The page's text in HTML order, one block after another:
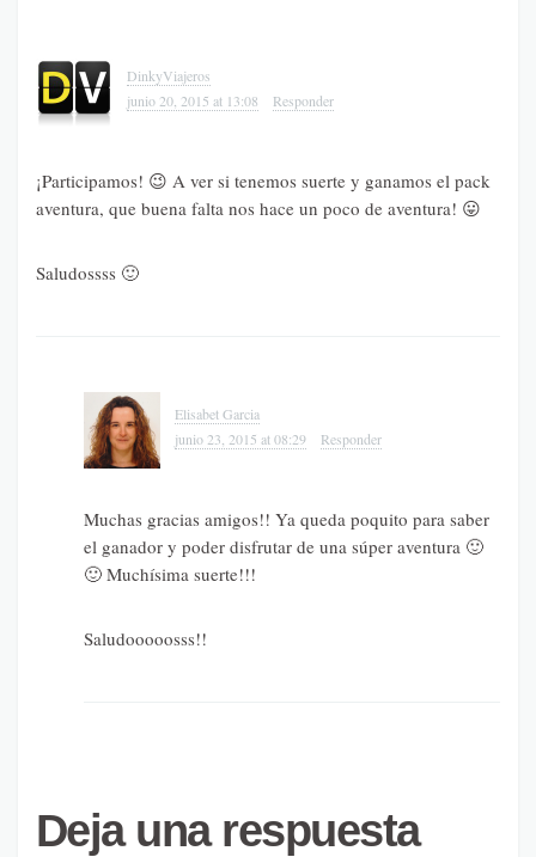
DinkyViajeros
junio 20, 2015 at 13:08
Responder
¡Participamos! 😉 A ver si tenemos suerte y ganamos el pack
aventura, que buena falta nos hace un poco de aventura! 😛
Saludossss 🙂
Elisabet Garcia
junio 23, 2015 at 08:29
Responder
Muchas gracias amigos!! Ya queda poquito para saber
el ganador y poder disfrutar de una súper aventura 🙂
🙂 Muchísima suerte!!!
Saludooooosss!!
Deja una respuesta